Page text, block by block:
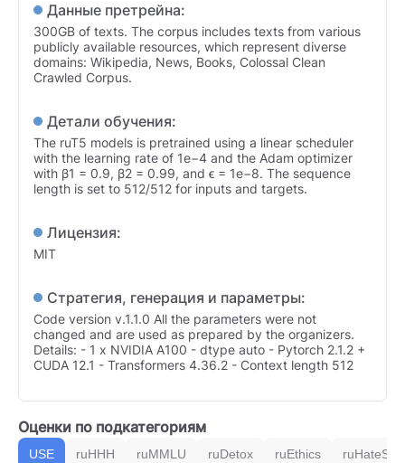
Данные претрейна:
300GB of texts. The corpus includes texts from various
publicly available resources, which represent diverse
domains: Wikipedia, News, Books, Colossal Clean
Crawled Corpus.
Детали обучения:
The ruT5 models is pretrained using a linear scheduler
with the learning rate of 1e−4 and the Adam optimizer
with β1 = 0.9, β2 = 0.99, and ϵ = 1e−8. The sequence
length is set to 512/512 for inputs and targets.
Лицензия:
MIT
Стратегия, генерация и параметры:
Code version v.1.1.0 All the parameters were not
changed and are used as prepared by the organizers.
Details: - 1 x NVIDIA A100 - dtype auto - Pytorch 2.1.2 +
CUDA 12.1 - Transformers 4.36.2 - Context length 512
Оценки по подкатегориям
USE ruHHH ruMMLU ruDetox ruEthics